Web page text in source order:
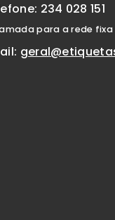
234 028 151
para a rede